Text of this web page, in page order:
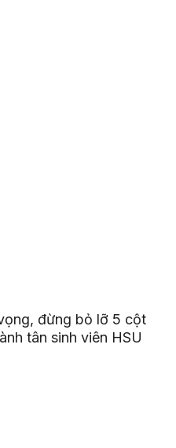
đừng bỏ lỡ 5 cột
tân sinh viên HSU